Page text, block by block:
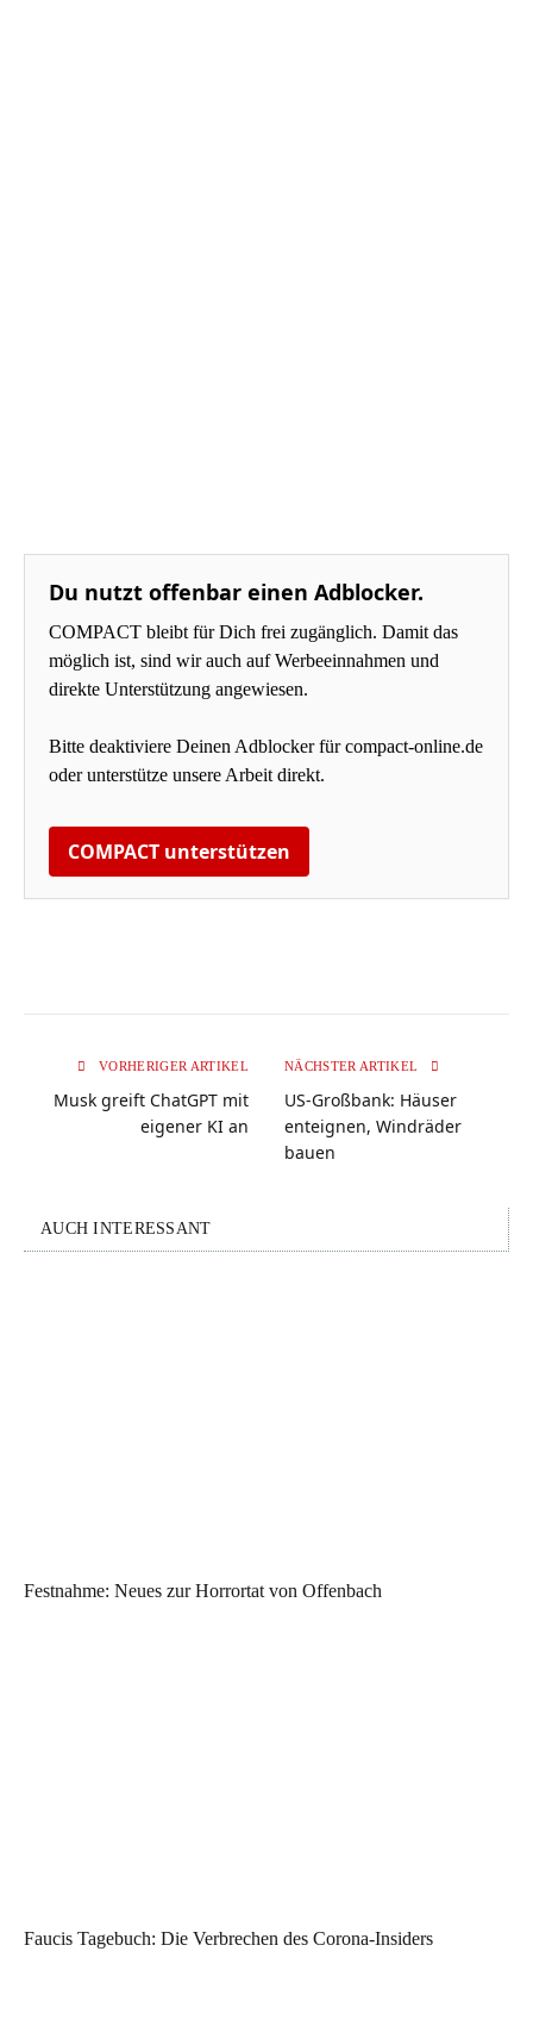
Du nutzt offenbar einen Adblocker.
COMPACT bleibt für Dich frei zugänglich. Damit das
möglich ist, sind wir auch auf Werbeeinnahmen und
direkte Unterstützung angewiesen.
Bitte deaktiviere Deinen Adblocker für compact-online.de
oder unterstütze unsere Arbeit direkt.
COMPACT unterstützen
VORHERIGER ARTIKEL
Musk greift ChatGPT mit
eigener KI an
NÄCHSTER ARTIKEL
US-Großbank: Häuser
enteignen, Windräder
bauen
AUCH INTERESSANT
Festnahme: Neues zur Horrortat von Offenbach
Faucis Tagebuch: Die Verbrechen des Corona-Insiders